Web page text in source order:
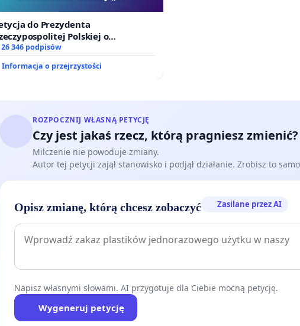
do Prezydenta
Polskiej o
ustawy „Lex Szarlatan”
26 346 podpisów
Informacja o przejrzystości
ROZPOCZNIJ WŁASNĄ PETYCJĘ
Czy jest jakaś rzecz, którą pragniesz zmienić?
Milczenie nie powoduje zmiany.
Autor tej petycji zajął stanowisko i podjął działanie. Zrobisz to
Opisz zmianę, którą chcesz zobaczyć Zasilane przez AI
Napisz własnymi słowami. AI przygotuje dla Ciebie mocną petycję.
Wygeneruj petycję